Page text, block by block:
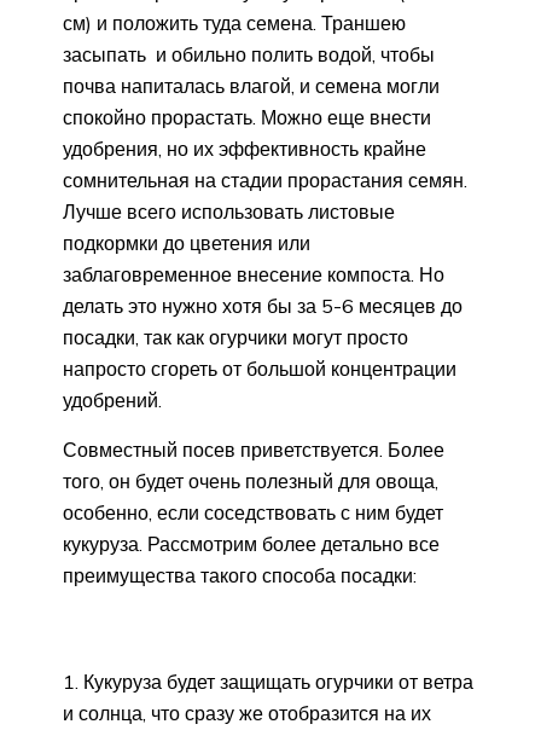
см) и положить туда семена. Траншею
засыпать и обильно полить водой, чтобы
почва напиталась влагой, и семена могли
спокойно прорастать. Можно еще внести
удобрения, но их эффективность крайне
сомнительная на стадии прорастания семян.
Лучше всего использовать листовые
подкормки до цветения или
заблаговременное внесение компоста. Но
делать это нужно хотя бы за 5-6 месяцев до
посадки, так как огурчики могут просто
напросто сгореть от большой концентрации
удобрений.
Совместный посев приветствуется. Более
того, он будет очень полезный для овоща,
особенно, если соседствовать с ним будет
кукуруза. Рассмотрим более детально все
преимущества такого способа посадки:
Кукуруза будет защищать огурчики от ветра
и солнца, что сразу же отобразится на их